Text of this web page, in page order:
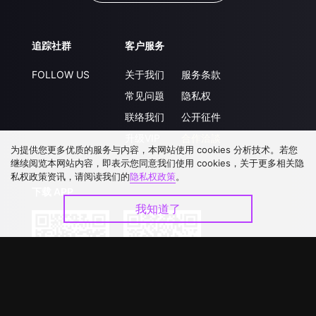
追踪社群
FOLLOW US
客户服务
关于我们
常见问题
联络我们
服务条款
隐私权
公开征件
为提供您更多优质的服务与内容，本网站使用 cookies 分析技术。若您
继续阅览本网站内容，即表示您同意我们使用 cookies，关于更多相关隐
私权政策资讯，请阅读我们的隐私权政策。
我知道了